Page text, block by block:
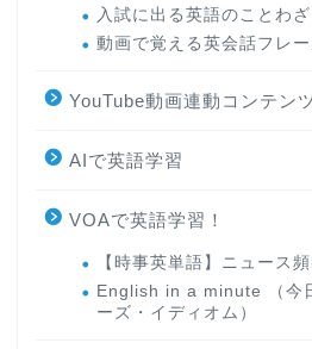
入試に出る英語のことわざ
動画で覚える英会話フレ
YouTube動画連動コンテン
AIで英語学習
VOAで英語学習！
【時事英単語】ニュース
English in a minute （今
ーズ・イディオム）